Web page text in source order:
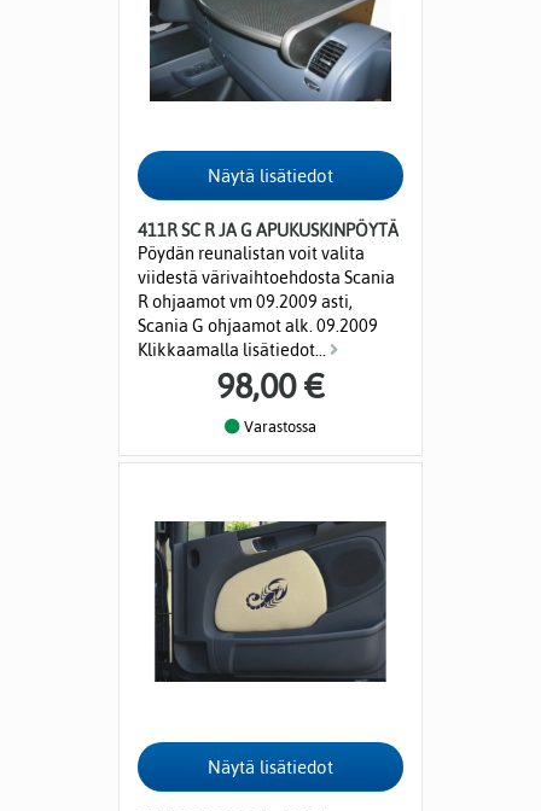
411R SC R JA G APUKUSKINPÖYTÄ
Pöydän reunalistan voit valita
viidestä värivaihtoehdosta Scania
R ohjaamot vm 09.2009 asti,
Scania G ohjaamot alk. 09.2009
Klikkaamalla lisätiedot...
98,00 €
Varastossa